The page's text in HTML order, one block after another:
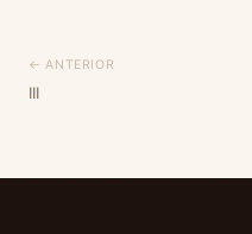
← ANTERIOR
III